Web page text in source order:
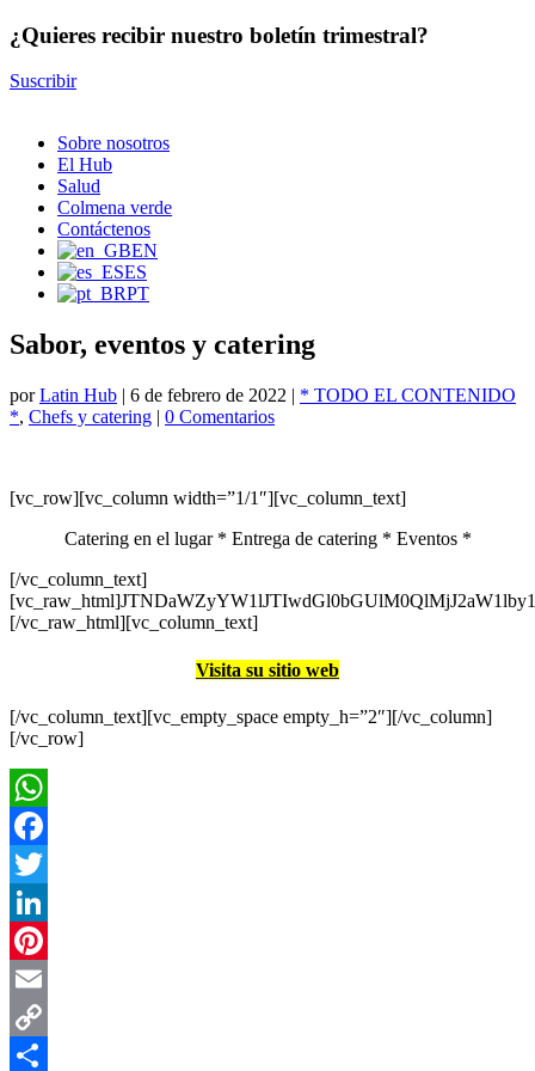
¿Quieres recibir nuestro boletín trimestral?
Suscribir
Sobre nosotros
El Hub
Salud
Colmena verde
Contáctenos
EN
ES
PT
Sabor, eventos y catering
porLatin Hub | 6 de febrero de 2022 | * TODO EL CONTENIDO
*, Chefs y catering | 0 Comentarios
[vc_row][vc_column width=”1/1″][vc_column_text]
Catering en el lugar * Entrega de catering * Eventos *
[/vc_column_text]
[/vc_raw_html][vc_column_text]
Visita su sitio web
[/vc_column_text][vc_empty_space empty_h=”2″][/vc_column]
[/vc_row]
WhatsApp
Facebook
Twitter
LinkedIn
Pinterest
Email
Copy